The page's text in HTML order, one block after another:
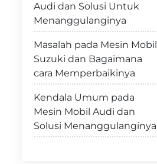
Audi dan Solusi Untuk
Menanggulanginya
Masalah pada Mesin Mobil
Suzuki dan Bagaimana
cara Memperbaikinya
Kendala Umum pada
Mesin Mobil Audi dan
Solusi Menanggulanginya